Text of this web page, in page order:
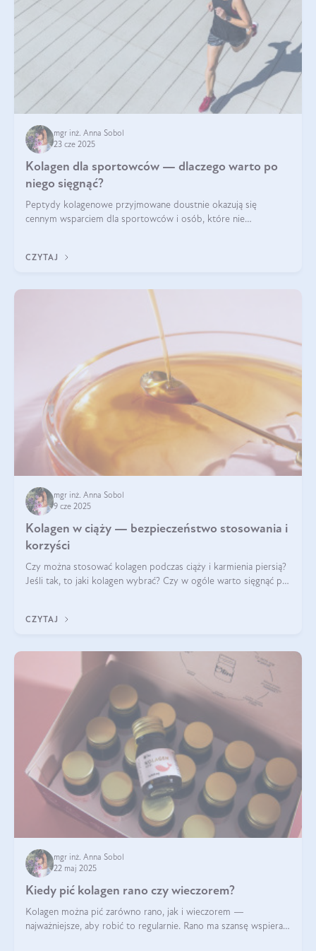
mgr inż. Anna Sobol
23 cze 2025
Kolagen dla sportowców — dlaczego warto po
niego sięgnąć?
Peptydy kolagenowe przyjmowane doustnie okazują się
cennym wsparciem dla sportowców i osób, które nie
CZYTAJ
mgr inż. Anna Sobol
9 cze 2025
Kolagen w ciąży — bezpieczeństwo stosowania i
korzyści
Czy można stosować kolagen podczas ciąży i karmienia piersią?
Jeśli tak, to jaki kolagen wybrać? Czy w ogóle warto sięgnąć po
CZYTAJ
mgr inż. Anna Sobol
22 maj 2025
Kiedy pić kolagen rano czy wieczorem?
Kolagen można pić zarówno rano, jak i wieczorem —
najważniejsze, aby robić to regularnie. Rano ma szansę wspierać